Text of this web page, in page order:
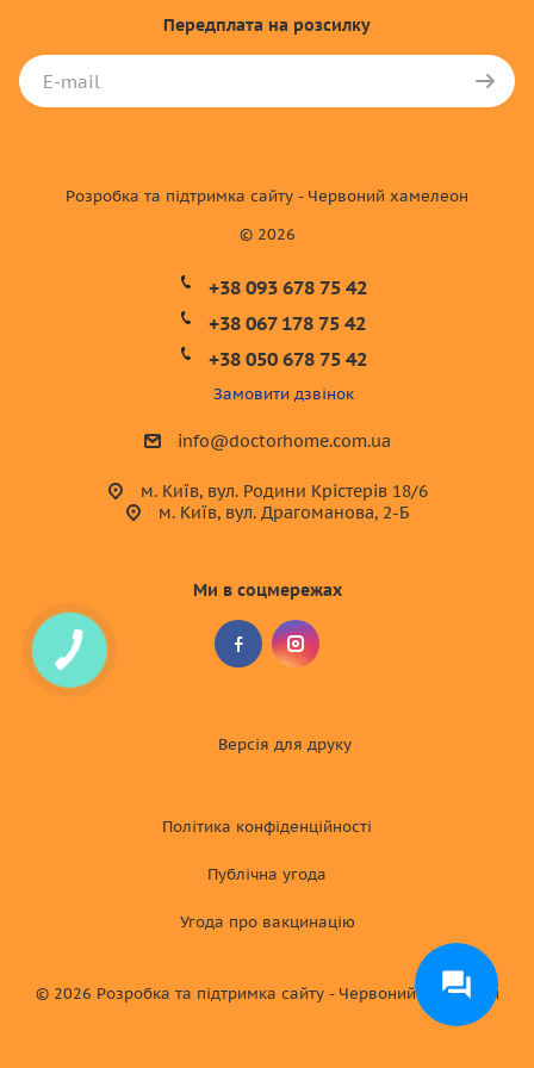
Передплата на розсилку
© 2026
Розробка та підтримка сайту - Червоний хамелеон
+38 093 678 75 42
+38 067 178 75 42
+38 050 678 75 42
Замовити дзвінок
info@doctorhome.com.ua
м. Київ, вул. Родини Крістерів 18/6
м. Київ, вул. Драгоманова, 2-Б
Ми в соцмережах
Версія для друку
Політика конфіденційності
Публічна угода
Угода про вакцинацію
© 2026 Розробка та підтримка сайту - Червоний хамелеон